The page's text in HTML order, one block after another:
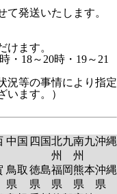
て発送いたします。
けます。
・18～20時・19～21
況等の事情により指定
います。）
中国 四国北九
州
南九
州
沖縄
鳥取
県
徳島
県
福岡
県
熊本
県
沖縄
県